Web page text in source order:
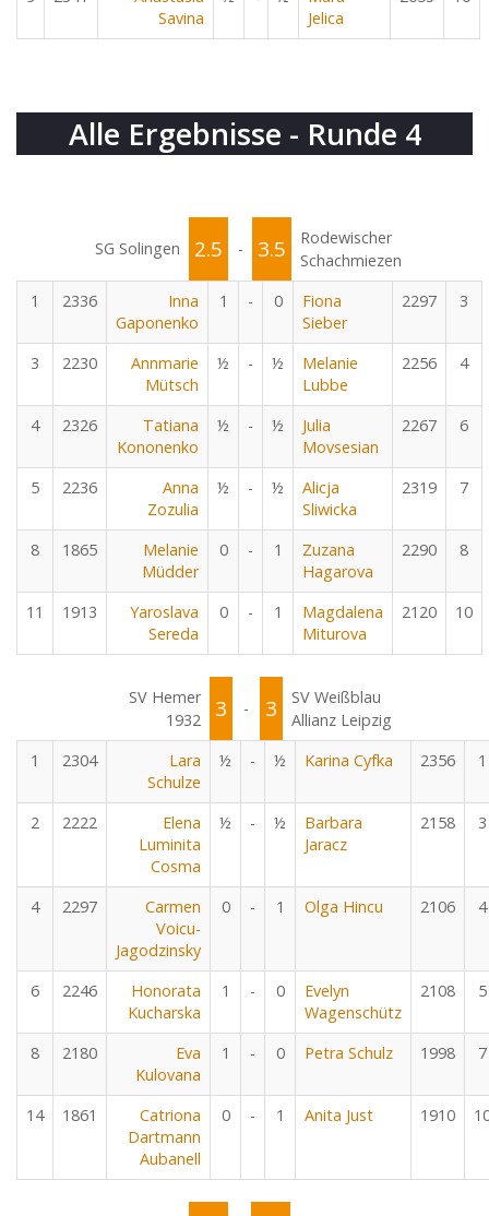
Savina
Jelica
Alle Ergebnisse - Runde 4
SG Solingen 2.5 - 3.5
Rodewischer
Schachmiezen
1
2336
Inna
Gaponenko
1 - 0
Fiona
Sieber
2297 3
3 2230
Annmarie
Mütsch
½ - ½
Melanie
Lubbe
2256 4
4 2326
Tatiana
Kononenko
½ - ½
Julia
Movsesian
2267 6
5 2236
Anna
Zozulia
½ - ½
Alicja
Sliwicka
2319 7
8 1865
Melanie
Müdder
0 - 1
Zuzana
Hagarova
2290 8
11 1913
Yaroslava
Sereda
0 - 1
Magdalena
Miturova
2120 10
SV Hemer
1932
3 - 3
SV Weißblau
Allianz Leipzig
1
2304
Lara
Schulze
½ - ½ Karina Cyfka 2356 1
2 2222
Elena
Luminita
Cosma
½ - ½
Barbara
Jaracz
2158 3
4 2297
Carmen
Voicu-
Jagodzinsky
0 - 1 Olga Hincu 2106 4
6 2246
Honorata
Kucharska
1 - 0
Evelyn
Wagenschütz
2108 5
8 2180
Eva
Kulovana
1 - 0 Petra Schulz 1998 7
14 1861
Catriona
Dartmann
Aubanell
0 - 1 Anita Just 1910